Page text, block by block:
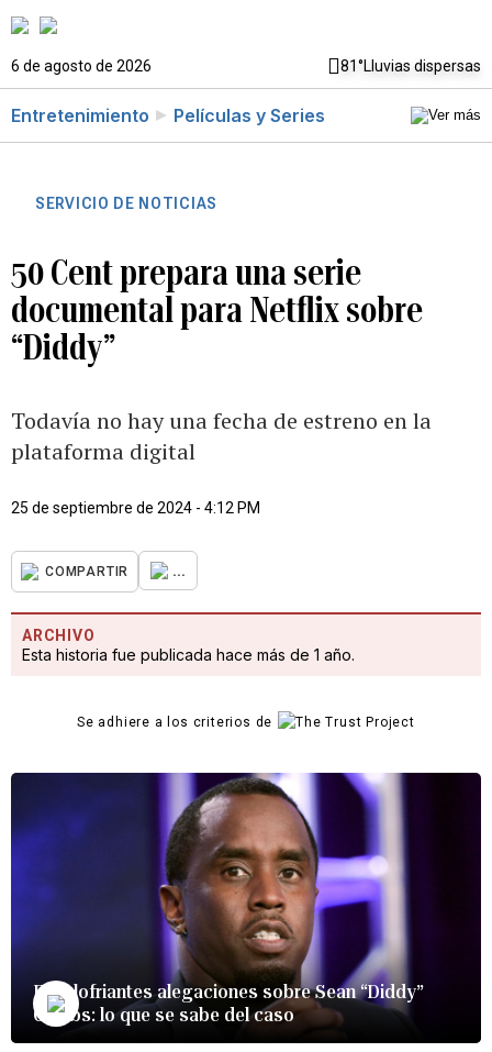
6 de agosto de 2026 81°Lluvias dispersas
Entretenimiento Películas y Series
SERVICIO DE NOTICIAS
50 Cent prepara una serie
documental para Netflix sobre
“Diddy”
Todavía no hay una fecha de estreno en la
plataforma digital
25 de septiembre de 2024 - 4:12 PM
COMPARTIR ...
ARCHIVO
Esta historia fue publicada hace más de 1 año.
Se adhiere a los criterios de
Escalofriantes alegaciones sobre Sean “Diddy”
Combs: lo que se sabe del caso